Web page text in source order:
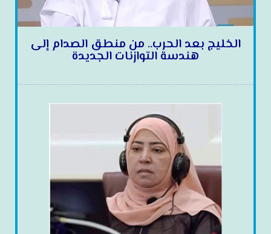
الخليج بعد الحرب.. من منطق الصدام إلى
هندسة التوازنات الجديدة